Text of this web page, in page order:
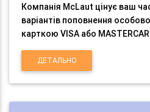
Компанія McLaut цінує ваш
варіантів поповнення
карткою VISA або
ДЕТАЛЬНО